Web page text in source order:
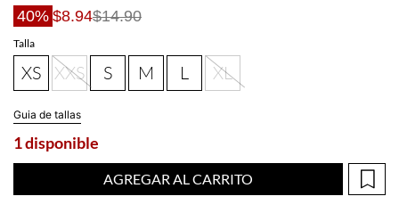
40% $8.94$14.90
Talla
XS S M L XL
XXS
Guia de tallas
1 disponible
AGREGAR AL CARRITO